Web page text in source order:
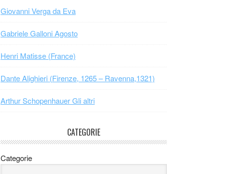
Giovanni Verga da Eva
Gabriele Galloni Agosto
Henri Matisse (France)
Dante Alighieri (Firenze, 1265 – Ravenna,1321)
Arthur Schopenhauer Gli altri
CATEGORIE
Categorie